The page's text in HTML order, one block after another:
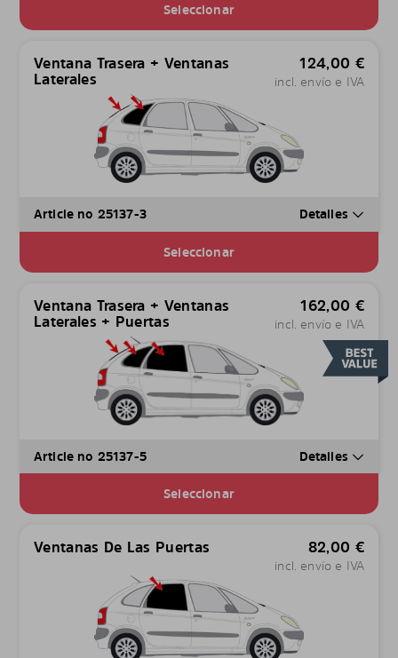
Seleccionar
Ventana Trasera + Ventanas
Laterales
124,00 €
incl. envío e IVA
Article no 25137-3 Detalles
Seleccionar
Ventana Trasera + Ventanas
Laterales + Puertas
162,00 €
incl. envío e IVA
Article no 25137-5 Detalles
Seleccionar
Ventanas De Las Puertas 82,00 €
incl. envío e IVA